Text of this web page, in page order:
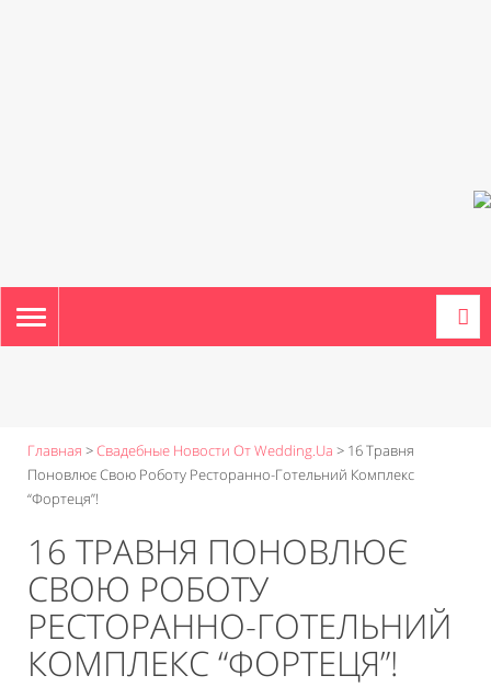
TOGGLE
NAVIGATION
Главная >Свадебные Новости От Wedding.ua > 16 Травня
Поновлює Свою Роботу Ресторанно-Готельний Комплекс
“Фортеця”!
16 ТРАВНЯ ПОНОВЛЮЄ
СВОЮ РОБОТУ
РЕСТОРАННО-ГОТЕЛЬНИЙ
КОМПЛЕКС “ФОРТЕЦЯ”!